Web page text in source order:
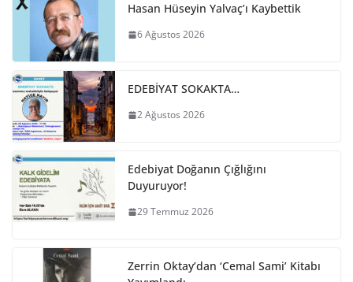
Hasan Hüseyin Yalvaç’ı Kaybettik
6 Ağustos 2026
EDEBİYAT SOKAKTA…
2 Ağustos 2026
Edebiyat Doğanın Çığlığını
Duyuruyor!
29 Temmuz 2026
Zerrin Oktay’dan ‘Cemal Sami’ Kitabı